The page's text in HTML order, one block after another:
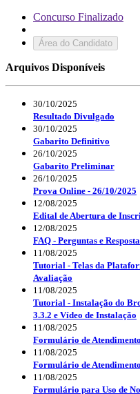
Concurso Finalizado
Área do Candidato
Arquivos Disponíveis
30/10/2025
Resultado Divulgado
30/10/2025
Gabarito Definitivo
26/10/2025
Gabarito Preliminar
26/10/2025
Prova Online - 26/10/2025
12/08/2025
Edital de Abertura de
12/08/2025
FAQ - Perguntas e
11/08/2025
Tutorial - Telas da
Avaliação
11/08/2025
Tutorial - Instalação do
3.3.2 e Vídeo de Instalação
11/08/2025
Formulário de
11/08/2025
Formulário de
11/08/2025
Formulário para Uso de